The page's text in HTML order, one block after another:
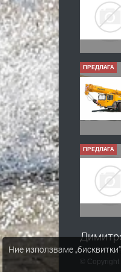
© Copyright
Ние използваме